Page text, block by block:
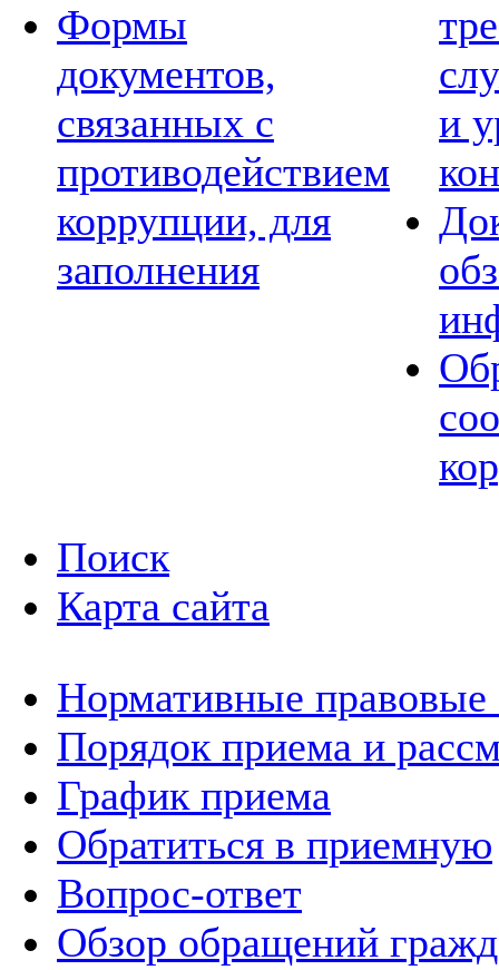
Формы
документов,
связанных с
противодействием
коррупции, для
заполнения
и
Поиск
Карта сайта
Нормативные правовые
Порядок приема и
График приема
Обратиться в приемную
Вопрос-ответ
Обзор обращений